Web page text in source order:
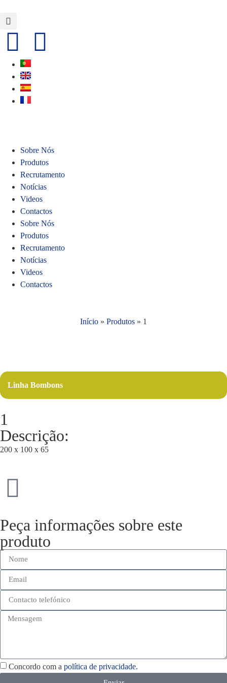
Sobre Nós
Produtos
Recrutamento
Notícias
Videos
Contactos
Sobre Nós
Produtos
Recrutamento
Notícias
Videos
Contactos
Início » Produtos » 1
Linha Bombons
1
Descrição:
200 x 100 x 65
Peça informações sobre este
produto
Concordo com a política de privacidade.